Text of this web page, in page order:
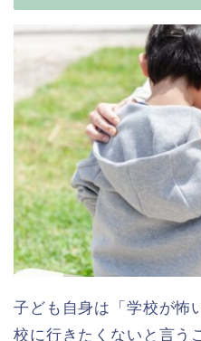
子ども自身は「学校が怖
校に行きたくないと言う